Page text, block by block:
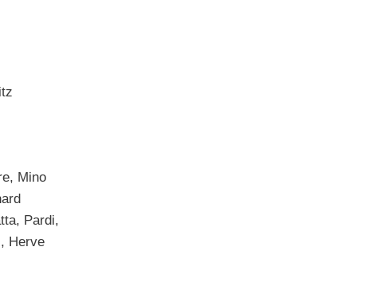
Mino
Pardi,
Herve